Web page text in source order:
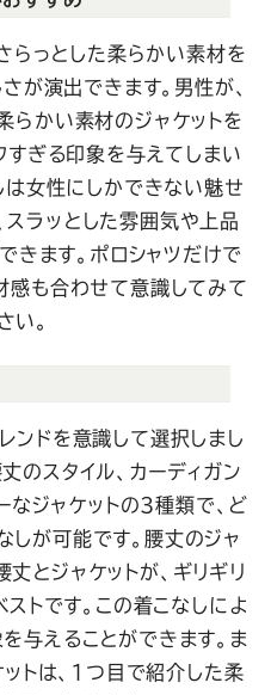
らっとした柔らかい素材を
が演出できます。男性が、
らかい素材のジャケットを
すぎる印象を与えてしまい
は女性にしかできない魅せ
スラッとした雰囲気や上品
きます。ポロシャツだけで
感も合わせて意識してみて
い。
ンドを意識して選択しまし
のスタイル、カーディガン
なジャケットの3種類で、ど
しが可能です。腰丈のジャ
丈とジャケットが、ギリギリ
トです。この着こなしによ
与えることができます。ま
トは、1つ目で紹介した柔